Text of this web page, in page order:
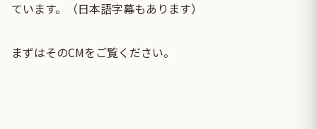
ています。（日本語字幕もあります）
まずはそのCMをご覧ください。